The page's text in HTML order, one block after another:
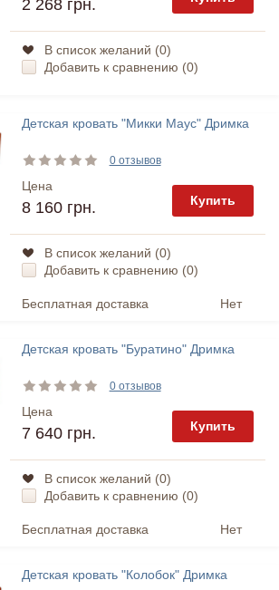
2 268 грн.
В список желаний (0)
Добавить к сравнению (0)
Детская кровать "Микки Маус" Дримка
0 отзывов
Цена
8 160 грн. Купить
В список желаний (0)
Добавить к сравнению (0)
Бесплатная доставка Нет
Детская кровать "Буратино" Дримка
0 отзывов
Цена
7 640 грн. Купить
В список желаний (0)
Добавить к сравнению (0)
Бесплатная доставка Нет
Детская кровать "Колобок" Дримка